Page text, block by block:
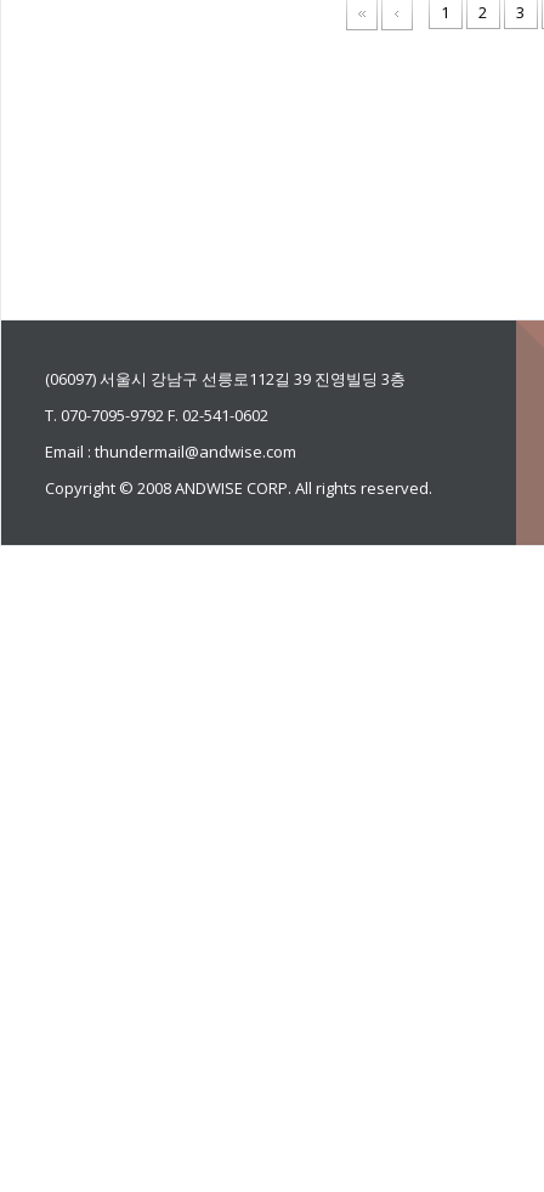
1 2 3
(06097) 서울시 강남구 선릉로112길 39 진영빌딩 3층
T. 070-7095-9792 F. 02-541-0602
Email : thundermail@andwise.com
Copyright © 2008 ANDWISE CORP. All rights reserved.